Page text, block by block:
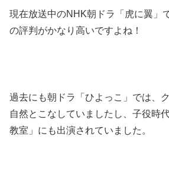
現在放送中のNHK朝ドラ「虎に翼」
の評判がかなり高いですよね！
過去にも朝ドラ「ひよっこ」では、
自然とこなしていましたし、子役時
教室」にも出演されていました。